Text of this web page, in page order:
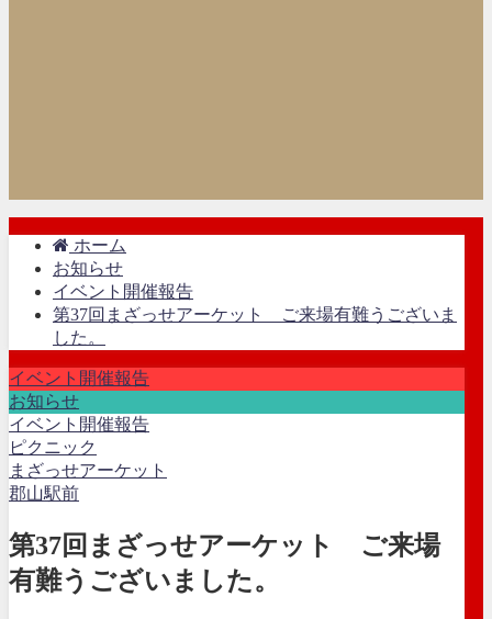
ホーム
お知らせ
イベント開催報告
第37回まざっせアーケット ご来場有難うございま
した。
イベント開催報告
お知らせ
イベント開催報告
ピクニック
まざっせアーケット
郡山駅前
第37回まざっせアーケット ご来場
有難うございました。